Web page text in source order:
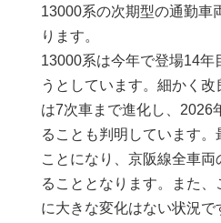
13000系の次期型の通勤車
ります。
13000系は今年で登場14年
うとしています。細かく
は7次車まで進化し、2026
ることも判明しています
ことになり、京阪線全車
ることとなります。また
に大きな変化はない状況で